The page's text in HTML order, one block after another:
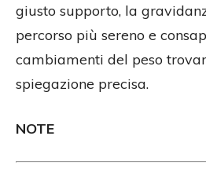
giusto supporto, la
percorso più sereno e
cambiamenti del peso
spiegazione precisa.
NOTE